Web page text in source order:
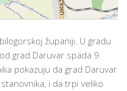
županiji. U gradu
grad Daruvar spada 9
pokazuju da grad Daruvar
i da trpi veliko